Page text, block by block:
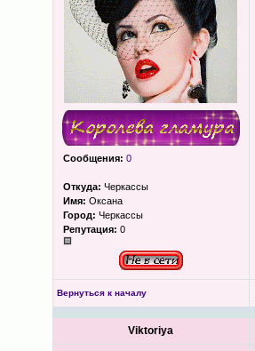
Сообщения: 0
Откуда: Черкассы
Имя: Оксана
Город: Черкассы
Репутация: 0
Вернуться к началу
Viktoriya